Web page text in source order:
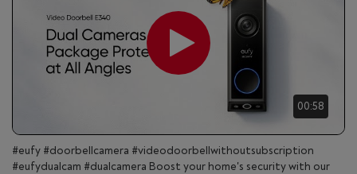
00:58
#eufy #doorbellcamera #videodoorbellwithoutsubscription
#eufydualcam #dualcamera Boost your home's security with our